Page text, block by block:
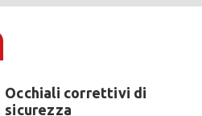
Occhiali correttivi di
sicurezza